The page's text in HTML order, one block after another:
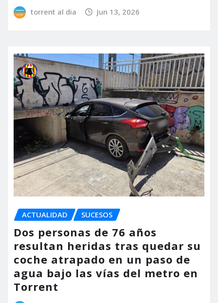
torrent al dia Jun 13, 2026
ACTUALIDAD SUCESOS
Dos personas de 76 años
resultan heridas tras quedar su
coche atrapado en un paso de
agua bajo las vías del metro en
Torrent